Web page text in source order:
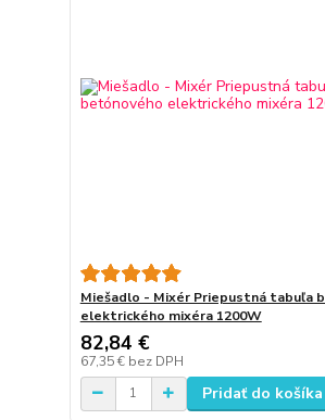
Miešadlo - Mixér Priepustná tabuľa
elektrického mixéra 1200W
82,84 €
67,35 € bez DPH
Pridať do košíka